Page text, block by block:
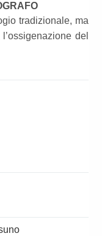
tradizionale, ma
del